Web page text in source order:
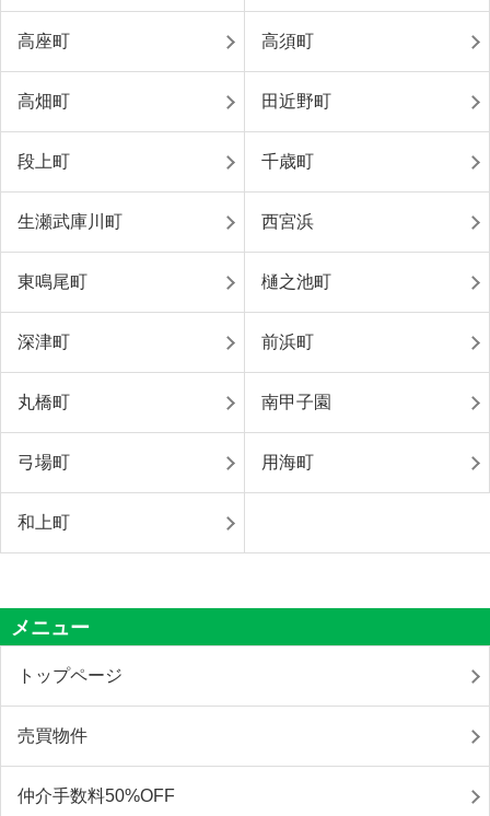
高座町 高須町
高畑町 田近野町
段上町 千歳町
生瀬武庫川町 西宮浜
東鳴尾町 樋之池町
深津町 前浜町
丸橋町 南甲子園
弓場町 用海町
和上町
メニュー
トップページ
売買物件
仲介手数料50%OFF